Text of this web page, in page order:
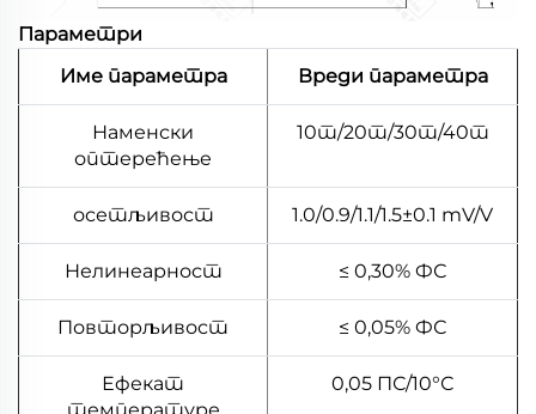
Параметри
Име параметра
Вреди параметра
Наменски
оптерећење
10т/20т/30т/40т
осетљивост 1.0/0.9/1.1/1.5±0.1 mV/V
Нелинеарност ≤ 0,30% ФС
Повторљивост ≤ 0,05% ФС
Ефекат
0,05 ПС/10°С